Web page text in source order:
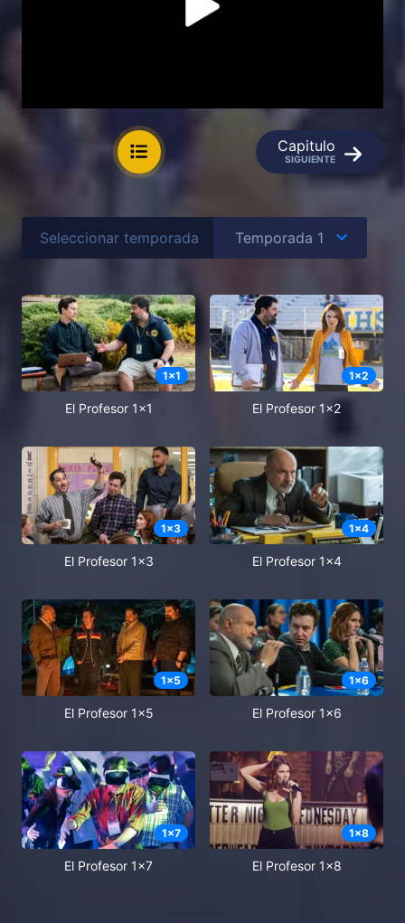
Capitulo
SIGUIENTE
Seleccionar temporada
1x1
El Profesor 1x1
1x2
El Profesor 1x2
1x3
El Profesor 1x3
1x4
El Profesor 1x4
1x5
El Profesor 1x5
1x6
El Profesor 1x6
1x7
El Profesor 1x7
1x8
El Profesor 1x8